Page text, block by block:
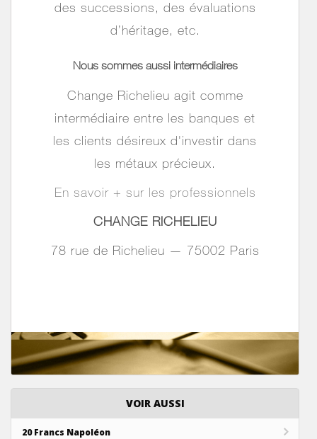
des successions, des évaluations
d’héritage, etc.
Nous sommes aussi intermédiaires
Change Richelieu agit comme
intermédiaire entre les banques et
les clients désireux d'investir dans
les métaux précieux.
En savoir + sur les professionnels
CHANGE RICHELIEU
78 rue de Richelieu — 75002 Paris
VOIR AUSSI
20 Francs Napoléon